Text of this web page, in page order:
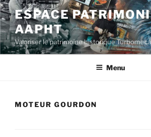
Aller
au
contenu
principal
ESPACE
AAPHT
Valoriser le patrimoine historique Turbomeca
Menu
MOTEUR GOURDON